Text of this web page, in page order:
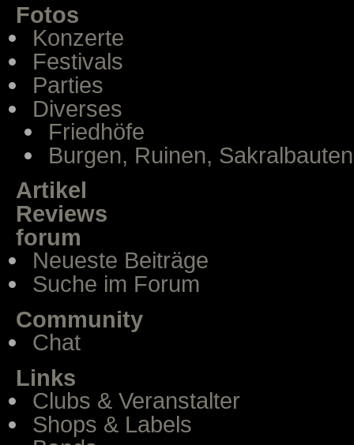
Fotos
Konzerte
Festivals
Parties
Diverses
Friedhöfe
Burgen, Ruinen, Sakralbauten
Artikel
Reviews
forum
Neueste Beiträge
Suche im Forum
Community
Chat
Links
Clubs & Veranstalter
Shops & Labels